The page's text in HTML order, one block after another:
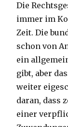
Die
immer im
Zeit. Die
schon von
ein
gibt, aber
weiter
daran, dass
einer